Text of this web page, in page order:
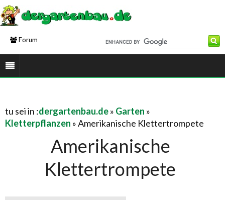
Forum
tu sei in :dergartenbau.de» Garten »
Kletterpflanzen » Amerikanische Klettertrompete
Amerikanische
Klettertrompete